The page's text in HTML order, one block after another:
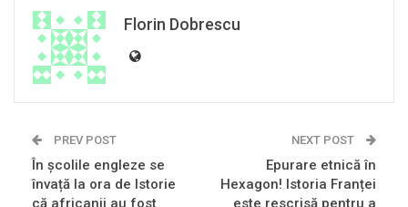
Florin Dobrescu
PREV POST
În școlile engleze se
învață la ora de Istorie
că africanii au fost
NEXT POST
Epurare etnică în
Hexagon! Istoria Franței
este rescrisă pentru a